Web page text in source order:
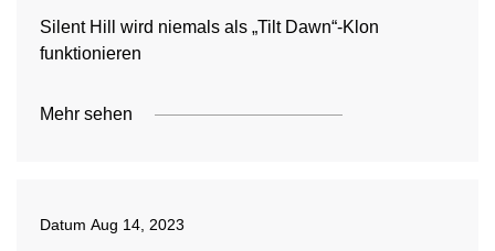
Silent Hill wird niemals als „Tilt Dawn“-Klon
funktionieren
Mehr sehen
Datum Aug 14, 2023